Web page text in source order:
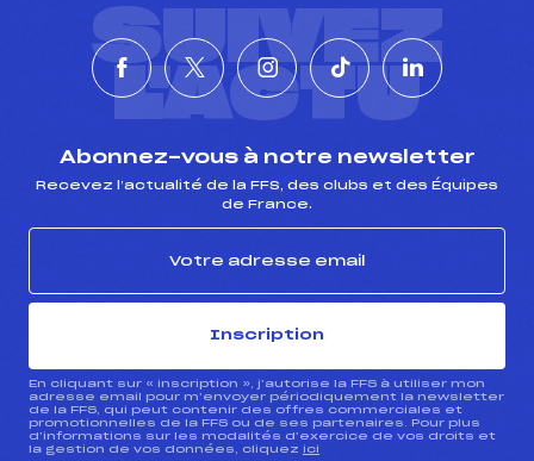
SUIVEZ
L'ACTU
Abonnez-vous à notre newsletter
Recevez l’actualité de la FFS, des clubs et des Équipes
de France.
Inscription
En cliquant sur « inscription », j’autorise la FFS à utiliser mon
adresse email pour m’envoyer périodiquement la newsletter
de la FFS, qui peut contenir des offres commerciales et
promotionnelles de la FFS ou de ses partenaires. Pour plus
d’informations sur les modalités d’exercice de vos droits et
la gestion de vos données, cliquez ici